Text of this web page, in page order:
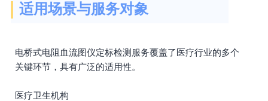
适用场景与服务对象
电桥式电阻血流图仪定标检测服务覆盖了医疗行业的多个
关键环节，具有广泛的适用性。
医疗卫生机构